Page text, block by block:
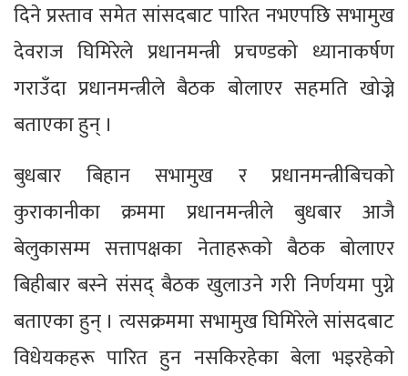
दिने प्रस्ताव समेत सांसदबाट पारित नभएपछि सभामुख
देवराज घिमिरेले प्रधानमन्त्री प्रचण्डको ध्यानाकर्षण
गराउँदा प्रधानमन्त्रीले बैठक बोलाएर सहमति खोज्ने
बताएका हुन् ।
बुधबार बिहान सभामुख र प्रधानमन्त्रीबिचको
कुराकानीका क्रममा प्रधानमन्त्रीले बुधबार आजै
बेलुकासम्म सत्तापक्षका नेताहरूको बैठक बोलाएर
बिहीबार बस्ने संसद् बैठक खुलाउने गरी निर्णयमा पुग्ने
बताएका हुन् । त्यसक्रममा सभामुख घिमिरेले सांसदबाट
विधेयकहरू पारित हुन नसकिरहेका बेला भइरहेको